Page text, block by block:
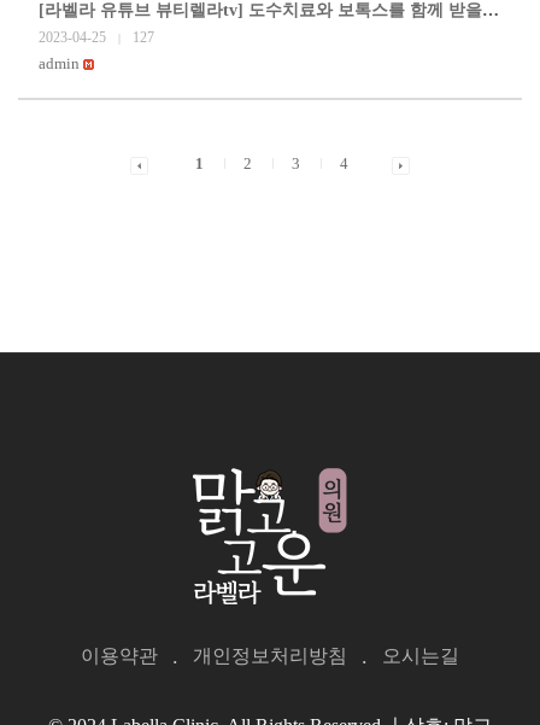
[라벨라 유튜브 뷰티렐라tv] 도수치료와 보톡스를 함께 받을때 주의사항(도수치료 보톡스 3부)
2023-04-25 127
admin
1 2 3 4
이용약관 개인정보처리방침 오시는길